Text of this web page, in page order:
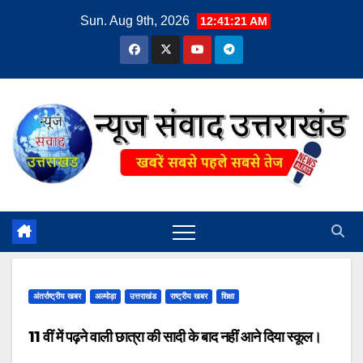
Sun. Aug 9th, 2026 12:41:22 AM
अंतर्राष्ट्रीय खबर अल्मोड़ा उत्तराखंड राष्ट्रीय खबर शिक्षा
11 वीं में पढ़ने वाली छात्रा की सादी के बाद नहीं आने दिया स्कूल।